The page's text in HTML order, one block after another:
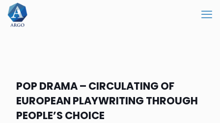
POP DRAMA – CIRCULATING OF
EUROPEAN PLAYWRITING THROUGH
PEOPLE’S CHOICE